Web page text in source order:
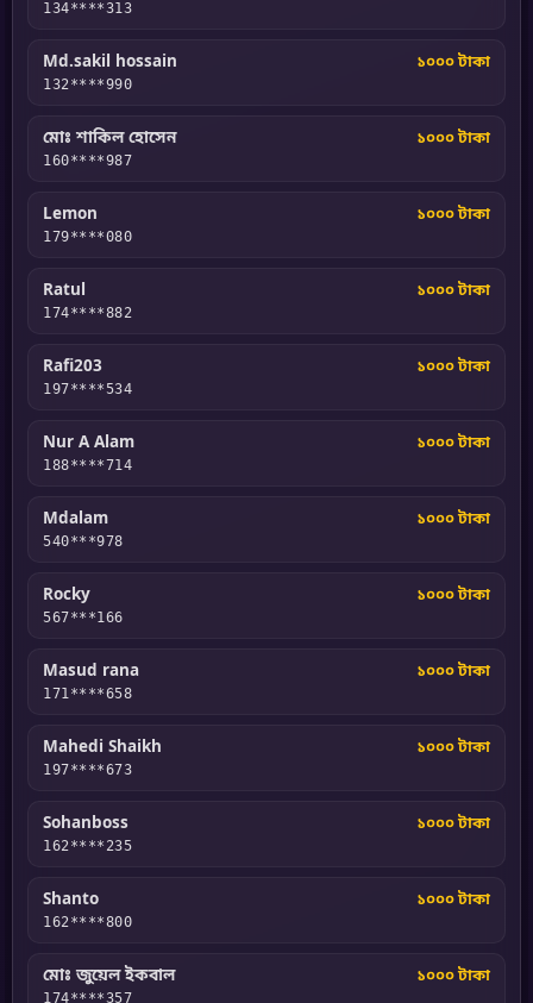
Md.sakil hossain
132****990
১০০০ টাকা
মোঃ শাকিল হোসেন
160****987
১০০০ টাকা
Lemon
179****080
১০০০ টাকা
Ratul
174****882
১০০০ টাকা
Rafi203
197****534
১০০০ টাকা
Nur A Alam
188****714
১০০০ টাকা
Mdalam
540***978
১০০০ টাকা
Rocky
567***166
১০০০ টাকা
Masud rana
171****658
১০০০ টাকা
Mahedi Shaikh
197****673
১০০০ টাকা
Sohanboss
162****235
১০০০ টাকা
Shanto
162****800
১০০০ টাকা
মোঃ জুয়েল ইকবাল
174****357
১০০০ টাকা